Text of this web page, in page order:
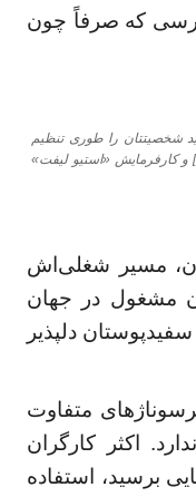
که صرفاً چون
شخصیتتان را طوری تنظیم
و کارفرمایش «استیو لیفت»
مسیر شغلی‌اش
مشغول در جهان
دلپذیر
متفاوت
اکثر کارگران
برسید، استفاده